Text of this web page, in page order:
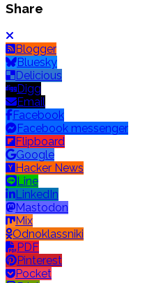
Share
Blogger
Bluesky
Delicious
Digg
Email
Facebook
Facebook messenger
Flipboard
Google
Hacker News
Line
LinkedIn
Mastodon
Mix
Odnoklassniki
PDF
Pinterest
Pocket